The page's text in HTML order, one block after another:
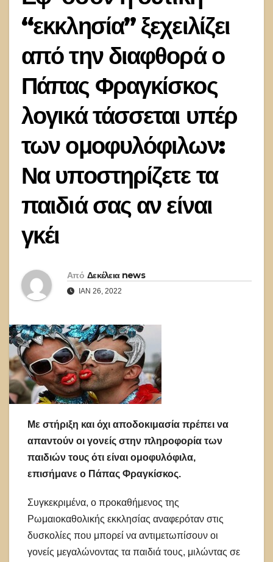
“εκκλησία” ξεχειλίζει
από την διαφθορά ο
Πάπας Φραγκίσκος
λογικά τάσσεται υπέρ
των ομοφυλόφιλων:
Να υποστηρίζετε τα
παιδιά σας αν είναι
γκέι
Από Δεκέλεια news
ΙΑΝ 26, 2022
Με στήριξη και όχι αποδοκιμασία πρέπει να
απαντούν οι γονείς στην πληροφορία των
παιδιών τους ότι είναι ομοφυλόφιλα,
επισήμανε ο Πάπας Φραγκίσκος.
Συγκεκριμένα, ο προκαθήμενος της
Ρωμαιοκαθολικής εκκλησίας αναφερόταν στις
δυσκολίες που μπορεί να αντιμετωπίσουν οι
γονείς μεγαλώνοντας τα παιδιά τους, μιλώντας σε